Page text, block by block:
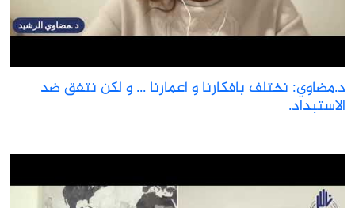
نختلف بافكارنا و اعمارنا ... و لكن نتفق ضد